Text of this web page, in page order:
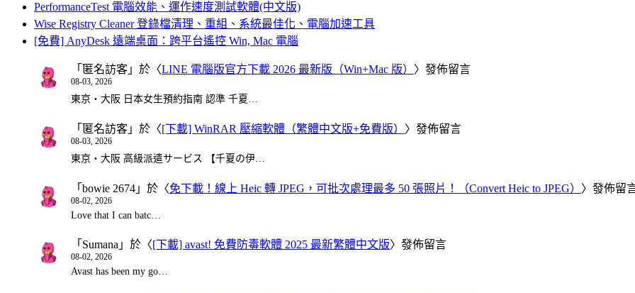
PerformanceTest 電腦效能、運作速度測試軟體(中文版)
Wise Registry Cleaner 登錄檔清理、重組、系統最佳化、電腦加速工具
[免費] AnyDesk 遠端桌面：跨平台遙控 Win, Mac 電腦
「 匿名訪客 」於〈LINE 電腦版官方下載 2026 最新版（Win+Mac 版） 〉發佈留言
08-03, 2026
東京・大阪 日本女生預約指南 認準 千夏…
「 匿名訪客 」於〈[下載] WinRAR 壓縮軟體（繁體中文版+免費版） 〉發佈留言
08-03, 2026
東京・大阪 高級派遣サービス 【千夏の伊…
「 bowie 2674 」於〈免下載！線上 Heic 轉 JPEG，可批次處理最多 50 張照片！（Convert Heic to JPEG） 〉發佈留
08-02, 2026
Love that I can batc…
「 Sumana 」於〈[下載] avast! 免費防毒軟體 2025 最新繁體中文版〉發佈留言
08-02, 2026
Avast has been my go…